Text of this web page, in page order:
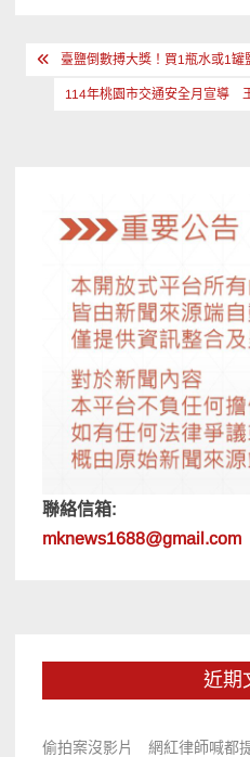
文 臺鹽倒數搏大獎！買1瓶水或1
114年桃園市交通安全月宣導
聯絡信箱:
mknews1688@gmail.com
近期
偷拍案沒影片 網紅律師喊都